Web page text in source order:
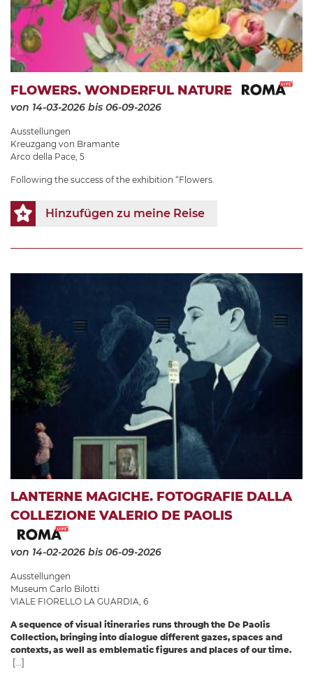
FLOWERS. WONDERFUL NATURE
von 14-03-2026 bis 06-09-2026
Ausstellungen
Kreuzgang von Bramante
Arco della Pace, 5
Following the success of the exhibition “Flowers.
Hinzufügen zu meine Reise
LANTERNE MAGICHE. FOTOGRAFIE DALLA
COLLEZIONE VALERIO DE PAOLIS
von 14-02-2026 bis 06-09-2026
Ausstellungen
Museum Carlo Bilotti
VIALE FIORELLO LA GUARDIA, 6
A sequence of visual itineraries runs through the De Paolis
Collection, bringing into dialogue different gazes, spaces and
contexts, as well as emblematic figures and places of our time.
[...]